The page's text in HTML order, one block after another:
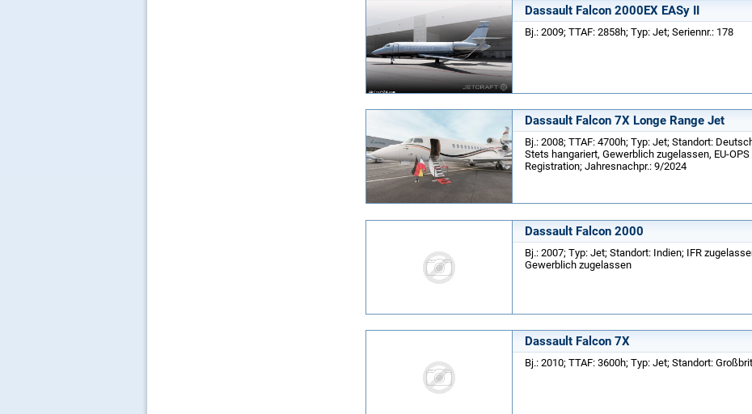
Dassault Falcon 2000EX EASy II
Bj.: 2009; TTAF: 2858h; Typ: Jet; Seriennr.: 178
Dassault Falcon 7X Longe Range Jet
Bj.: 2008; TTAF: 4700h; Typ: Jet; Standort:
Stets hangariert, Gewerblich zugelassen, EU-
Registration; Jahresnachpr.: 9/2024
Dassault Falcon 2000
Bj.: 2007; Typ: Jet; Standort: Indien; IFR
Gewerblich zugelassen
Dassault Falcon 7X
Bj.: 2010; TTAF: 3600h; Typ: Jet; Standort: